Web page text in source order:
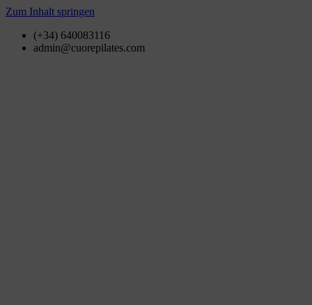
Zum Inhalt springen
(+34) 640083116
admin@cuorepilates.com